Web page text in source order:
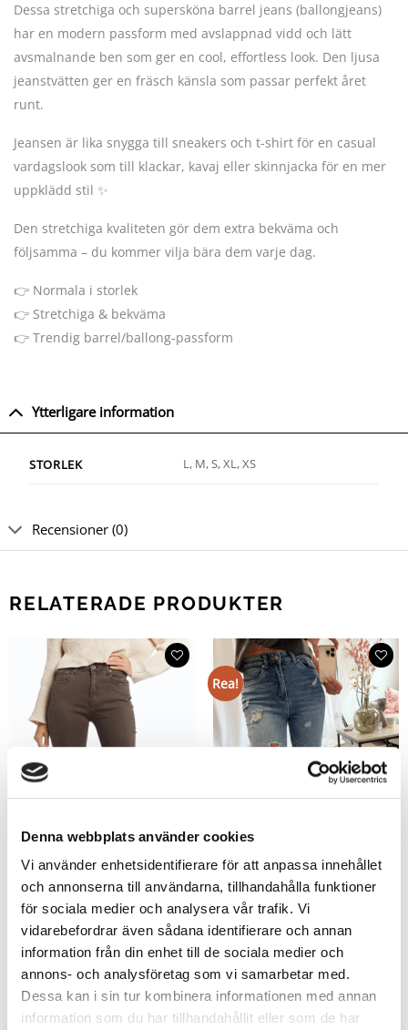
Denna webbplats använder cookies
Vi använder enhetsidentifierare för att anpassa innehållet
och annonserna till användarna, tillhandahålla funktioner
för sociala medier och analysera vår trafik. Vi
vidarebefordrar även sådana identifierare och annan
information från din enhet till de sociala medier och
annons- och analysföretag som vi samarbetar med.
Dessa kan i sin tur kombinera informationen med annan
information som du har tillhandahållit eller som de har
Dessa stretchiga och supersköna barrel jeans (ballongjeans)
har en modern passform med avslappnad vidd och lätt
avsmalnande ben som ger en cool, effortless look. Den ljusa
jeanstvätten ger en fräsch känsla som passar perfekt året
runt.
Jeansen är lika snygga till sneakers och t-shirt för en casual
vardagslook som till klackar, kavaj eller skinnjacka för en mer
uppklädd stil ✨
Den stretchiga kvaliteten gör dem extra bekväma och
följsamma – du kommer vilja bära dem varje dag.
👉 Normala i storlek
👉 Stretchiga & bekväma
👉 Trendig barrel/ballong-passform
Ytterligare information
STORLEK L, M, S, XL, XS
Recensioner (0)
RELATERADE PRODUKTER
Monique Utsvängda Jeans Tvättad
Brun
699kr
Rea!
Kate Stretchiga Slitna Jeans med
hög midja
699kr